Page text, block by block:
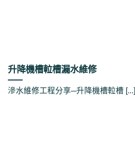
升降機槽𨋢槽漏水維修
滲水維修工程分享─升降機槽𨋢槽 [...]